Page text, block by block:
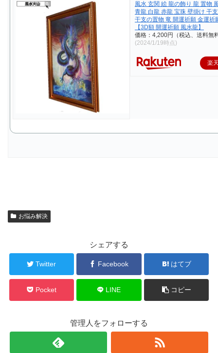
風水 玄関 絵 龍の飾り 龍 置物
青龍 白龍 赤龍 宝珠 壁掛け 干
干支の置物 竜 開運祈願 金運祈
【3D額 開運祈願 風水龍】
価格：4,200円（税込、送料無
(2024/1/19時点)
楽
お悩み解決
シェアする
Twitter Facebook はてブ
Pocket LINE コピー
管理人をフォローする